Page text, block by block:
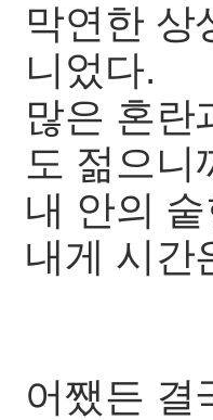
막연한 상
니었다.
많은 혼란
도 젊으니
내 안의
내게 시간
어쨌든 결